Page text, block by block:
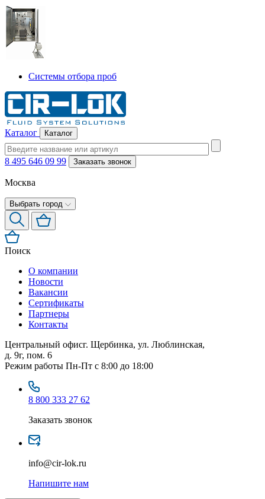
Системы отбора проб
Каталог Каталог
8 495 646 09 99 Заказать звонок
Москва
Выбрать город
Поиск
О компании
Новости
Вакансии
Сертификаты
Партнеры
Контакты
Центральный офисг. Щербинка, ул. Люблинская,
д. 9г, пом. 6
Режим работы Пн-Пт с 8:00 до 18:00
8 800 333 27 62
Заказать звонок
info@cir-lok.ru
Напишите нам